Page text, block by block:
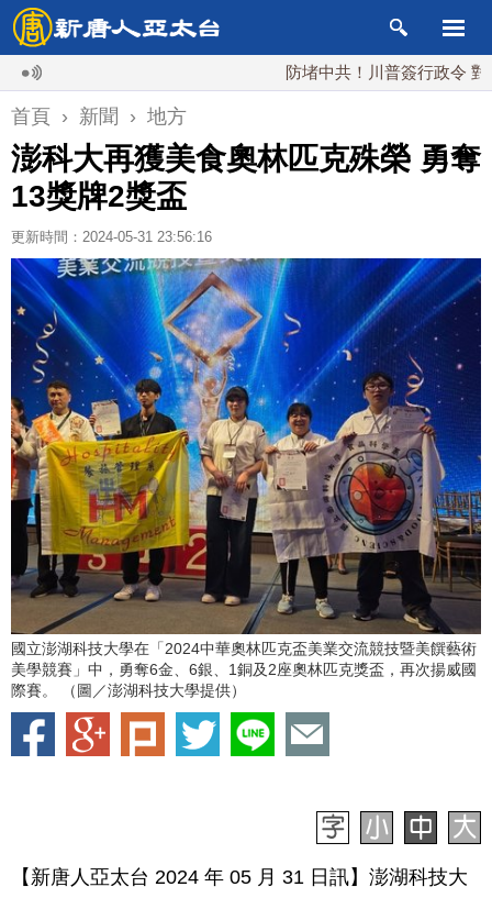
防堵中共！川普簽行政令 對多晶矽課
首頁 › 新聞 › 地方
澎科大再獲美食奧林匹克殊榮 勇奪
13獎牌2獎盃
更新時間：2024-05-31 23:56:16
國立澎湖科技大學在「2024中華奧林匹克盃美業交流競技暨美饌藝術
美學競賽」中，勇奪6金、6銀、1銅及2座奧林匹克獎盃，再次揚威國
際賽。 （圖／澎湖科技大學提供）
【新唐人亞太台 2024 年 05 月 31 日訊】澎湖科技大